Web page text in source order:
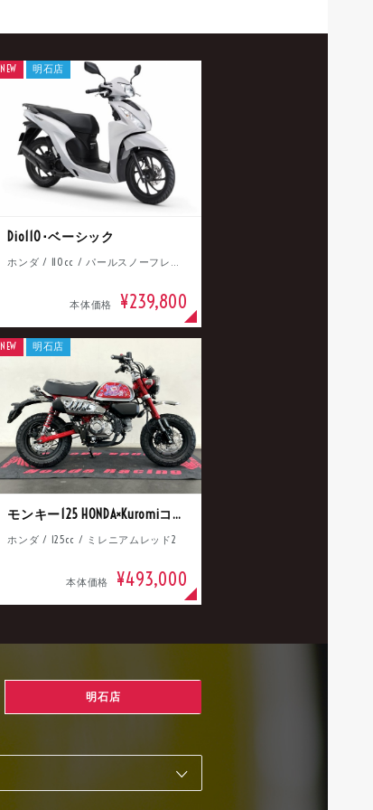
Dio110･ベーシック
ホンダ / 110cc / パールスノーフレークホワイト
本体価格 ¥239,800
NEW 明石店
モンキー125 HONDA×Kuromiコラボ
ホンダ / 125cc / ミレニアムレッド2
本体価格 ¥493,000
NEW 明石店
明石店